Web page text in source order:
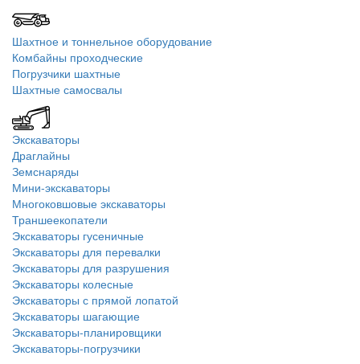
Шахтное и тоннельное оборудование
Комбайны проходческие
Погрузчики шахтные
Шахтные самосвалы
Экскаваторы
Драглайны
Земснаряды
Мини-экскаваторы
Многоковшовые экскаваторы
Траншеекопатели
Экскаваторы гусеничные
Экскаваторы для перевалки
Экскаваторы для разрушения
Экскаваторы колесные
Экскаваторы с прямой лопатой
Экскаваторы шагающие
Экскаваторы-планировщики
Экскаваторы-погрузчики